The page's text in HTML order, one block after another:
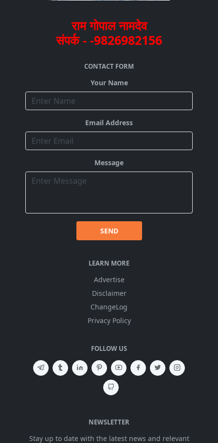
राम गोपाल नामदेव
संपर्क - -9826982156
CONTACT FORM
Your Name
Email Address
Message
SEND
LEARN MORE
Advertise
Disclaimer
ChangeLog
Privacy Policy
FOLLOW US
NEWSLETTER
Stay up to date with the latest news and relevant